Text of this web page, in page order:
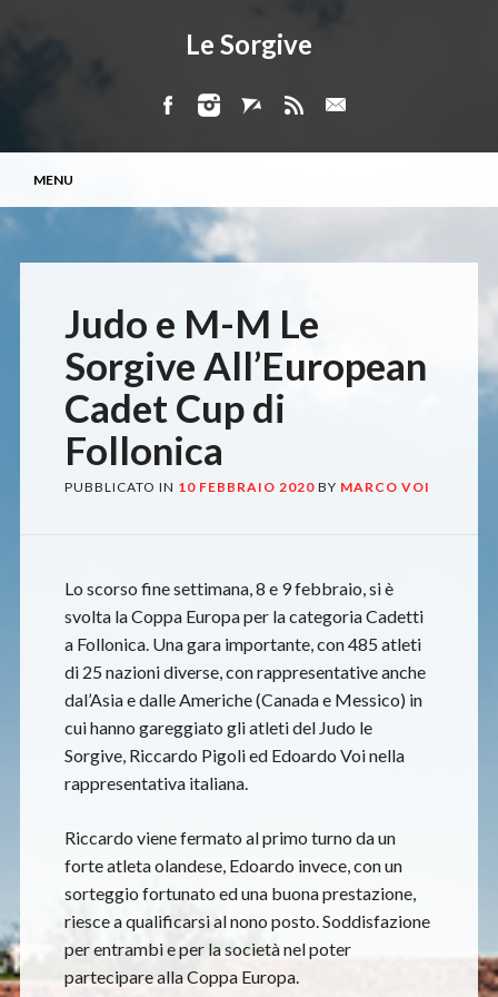
Le Sorgive
Menu principale
MENU
Judo e M-M Le
Sorgive All’European
Cadet Cup di
Follonica
PUBBLICATO IN 10 FEBBRAIO 2020 BY MARCO VOI
Lo scorso fine settimana, 8 e 9 febbraio, si è
svolta la Coppa Europa per la categoria Cadetti
a Follonica. Una gara importante, con 485 atleti
di 25 nazioni diverse, con rappresentative anche
dal’Asia e dalle Americhe (Canada e Messico) in
cui hanno gareggiato gli atleti del Judo le
Sorgive, Riccardo Pigoli ed Edoardo Voi nella
rappresentativa italiana.
Riccardo viene fermato al primo turno da un
forte atleta olandese, Edoardo invece, con un
sorteggio fortunato ed una buona prestazione,
riesce a qualificarsi al nono posto. Soddisfazione
per entrambi e per la società nel poter
partecipare alla Coppa Europa.